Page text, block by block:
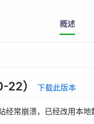
概述
22） 下载此版本
经常崩溃，已经改用本地